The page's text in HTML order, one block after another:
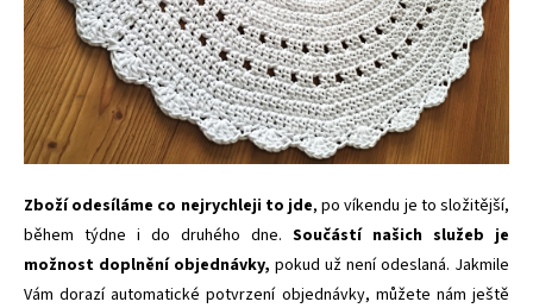
Zboží odesíláme co nejrychleji to jde, po víkendu je to složitější,
během týdne i do druhého dne. Součástí našich služeb je
možnost doplnění objednávky, pokud už není odeslaná. Jakmile
Vám dorazí automatické potvrzení objednávky, můžete nám ještě